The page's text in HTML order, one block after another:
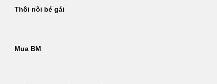
Thôi nôi bé gái
Mua BM